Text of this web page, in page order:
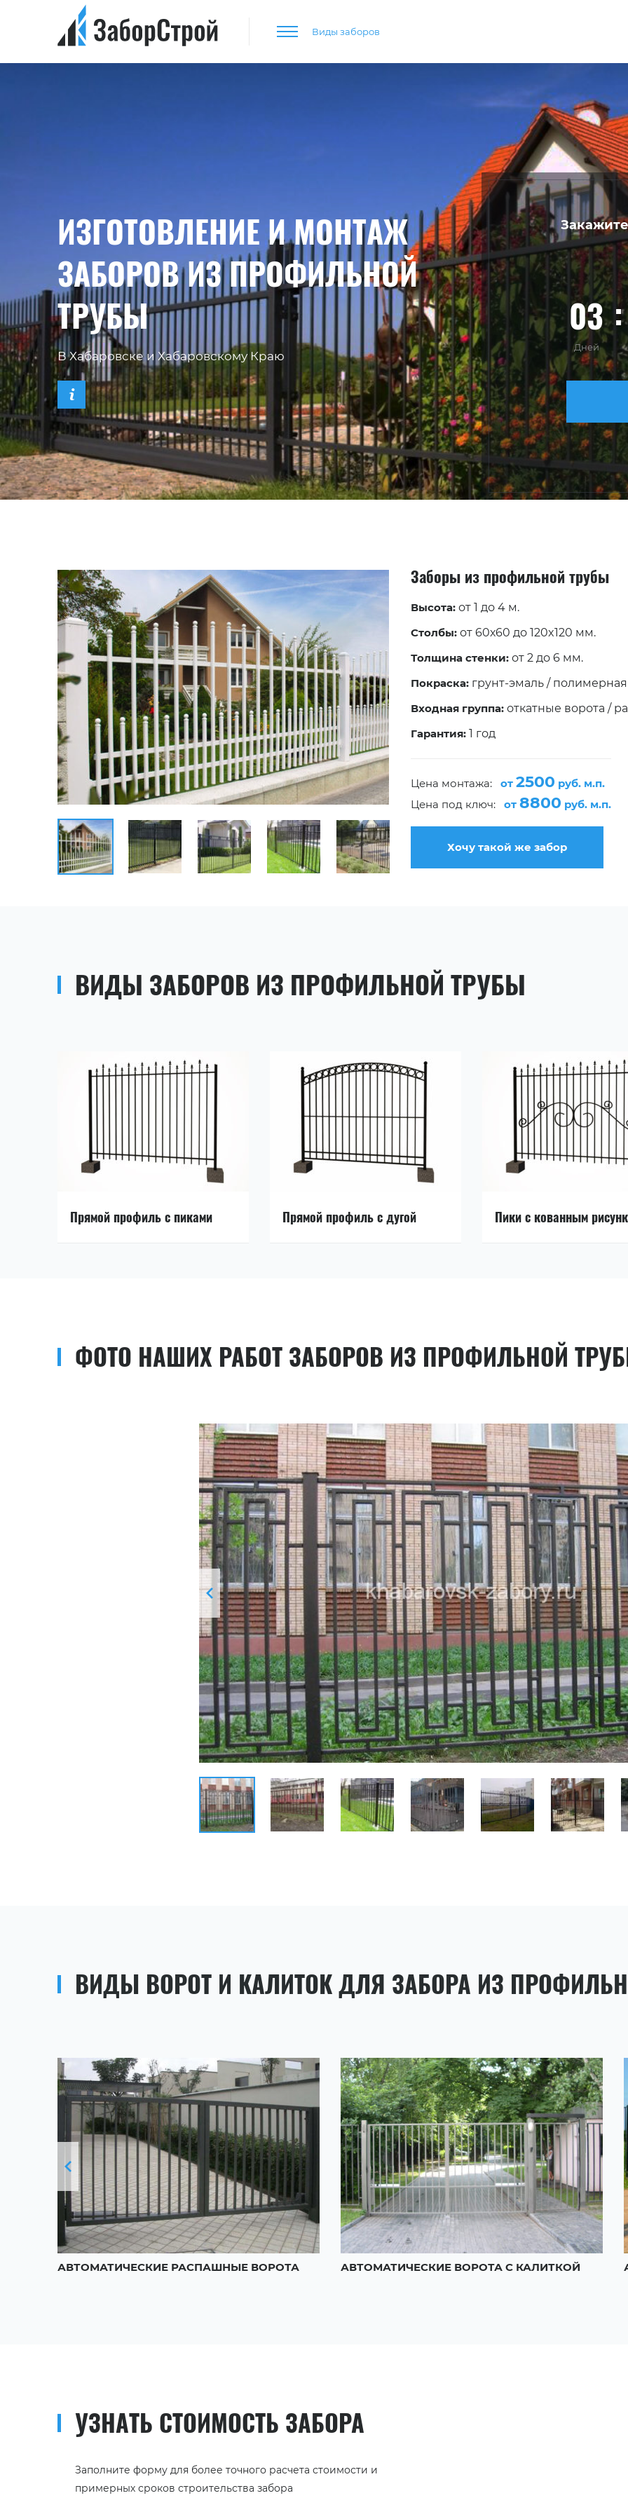
Виды заборов
ИЗГОТОВЛЕНИЕ И МОНТАЖ
ЗАБОРОВ ИЗ ПРОФИЛЬНОЙ
ТРУБЫ
В Хабаровске и Хабаровскому Краю
03
Дней
Заборы из профильной трубы
Высота: от 1 до 4 м.
Столбы: от 60х60 до 120x120 мм.
Толщина стенки: от 2 до 6 мм.
Покраска: грунт-эмаль / полимерная
Входная группа: откатные ворота /
Гарантия: 1 год
Цена монтажа:от2500 руб. м.п.
Цена под ключ:от8800 руб. м.п.
Хочу такой же забор
ВИДЫ ЗАБОРОВ ИЗ ПРОФИЛЬНОЙ ТРУБЫ
Прямой профиль с пиками Прямой профиль с дугой Пики с кованным
ФОТО НАШИХ РАБОТ ЗАБОРОВ ИЗ ПРОФИЛЬНОЙ
ВИДЫ ВОРОТ И КАЛИТОК ДЛЯ ЗАБОРА ИЗ
АВТОМАТИЧЕСКИЕ РАСПАШНЫЕ ВОРОТА АВТОМАТИЧЕСКИЕ ВОРОТА С КАЛИТКОЙ
УЗНАТЬ СТОИМОСТЬ ЗАБОРА
Заполните форму для более точного расчета стоимости и
примерных сроков строительства забора